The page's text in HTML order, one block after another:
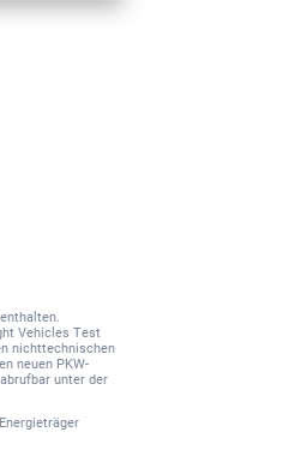
Vehicles Test
nichttechnischen
neuen PKW-
unter der